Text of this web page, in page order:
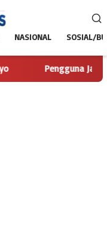
NASIONAL SOSIAL/
Pengguna Jalan